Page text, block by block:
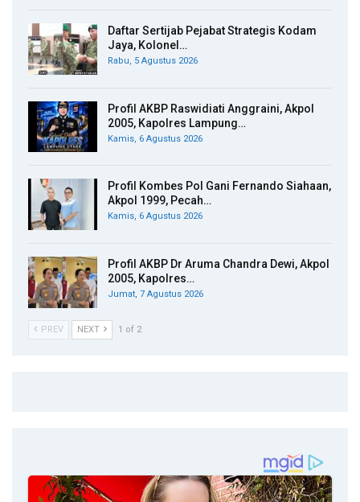
Daftar Sertijab Pejabat Strategis Kodam
Jaya, Kolonel…
Rabu, 5 Agustus 2026
Profil AKBP Raswidiati Anggraini, Akpol
2005, Kapolres Lampung…
Kamis, 6 Agustus 2026
Profil Kombes Pol Gani Fernando Siahaan,
Akpol 1999, Pecah…
Kamis, 6 Agustus 2026
Profil AKBP Dr Aruma Chandra Dewi, Akpol
2005, Kapolres…
Jumat, 7 Agustus 2026
PREV NEXT 1 of 2